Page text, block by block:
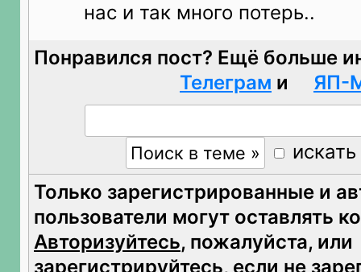
нас и так много потерь..
Понравился пост? Ещё больше
Телеграм и ЯП-
Только зарегистрированные и
пользователи могут оставлять
Авторизуйтесь, пожалуйста, или
зарегистрируйтесь, если не